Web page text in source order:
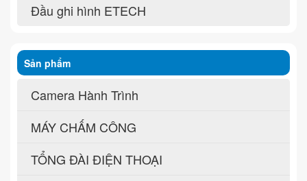
Đầu ghi hình ETECH
Sản phẩm
Camera Hành Trình
MÁY CHẤM CÔNG
TỔNG ĐÀI ĐIỆN THOẠI